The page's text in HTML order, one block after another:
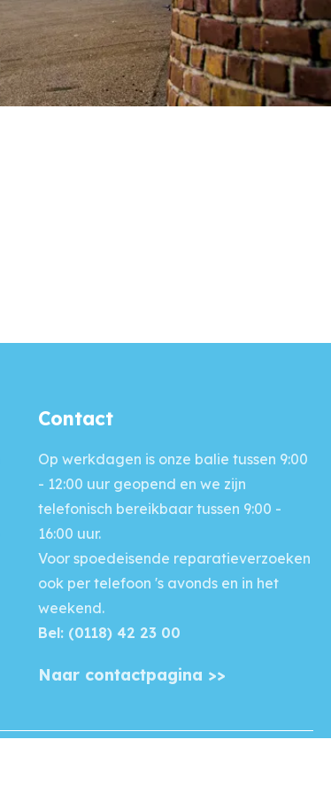
Contact
Op werkdagen is onze balie tussen 9:00
- 12:00 uur geopend en we zijn
telefonisch bereikbaar tussen 9:00 -
16:00 uur.
Voor spoedeisende reparatieverzoeken
ook per telefoon 's avonds en in het
weekend.
Bel: (0118) 42 23 00
Naar contactpagina >>